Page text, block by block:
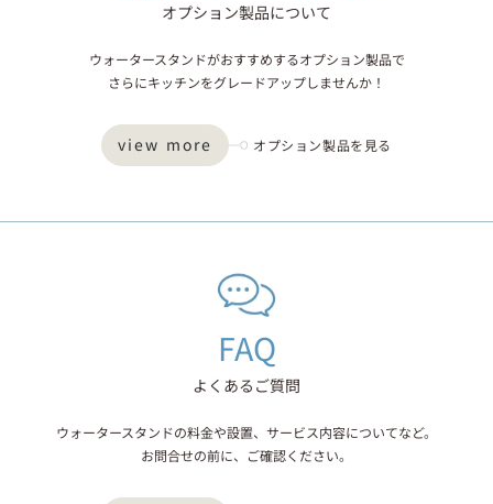
オプション製品について
ウォータースタンドがおすすめするオプション製品で
さらにキッチンをグレードアップしませんか！
view more オプション製品を見る
FAQ
よくあるご質問
ウォータースタンドの料金や設置、サービス内容についてなど。
お問合せの前に、ご確認ください。